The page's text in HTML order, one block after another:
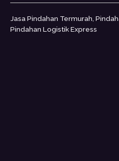
Jasa Pindahan Termurah,
Pindahan Logistik Express